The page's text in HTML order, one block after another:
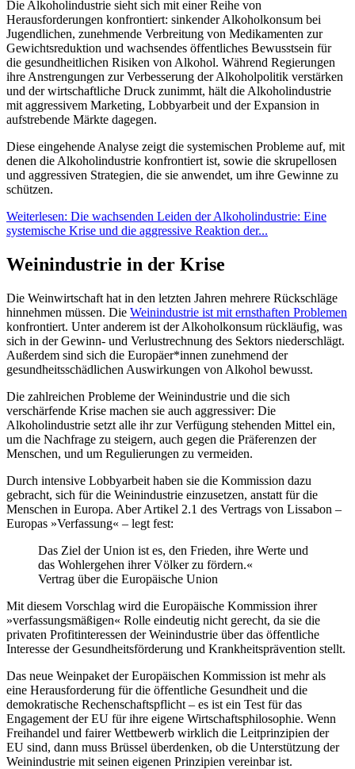
Die Alkoholindustrie sieht sich mit einer Reihe von
Herausforderungen konfrontiert: sinkender Alkoholkonsum bei
Jugendlichen, zunehmende Verbreitung von Medikamenten zur
Gewichtsreduktion und wachsendes öffentliches Bewusstsein für
die gesundheitlichen Risiken von Alkohol. Während Regierungen
ihre Anstrengungen zur Verbesserung der Alkoholpolitik verstärken
und der wirtschaftliche Druck zunimmt, hält die Alkoholindustrie
mit aggressivem Marketing, Lobbyarbeit und der Expansion in
aufstrebende Märkte dagegen.
Diese eingehende Analyse zeigt die systemischen Probleme auf, mit
denen die Alkoholindustrie konfrontiert ist, sowie die skrupellosen
und aggressiven Strategien, die sie anwendet, um ihre Gewinne zu
schützen.
Weiterlesen: Die wachsenden Leiden der Alkoholindustrie: Eine
systemische Krise und die aggressive Reaktion der...
Weinindustrie in der Krise
Die Weinwirtschaft hat in den letzten Jahren mehrere Rückschläge
hinnehmen müssen. Die Weinindustrie ist mit ernsthaften Problemen
konfrontiert. Unter anderem ist der Alkoholkonsum rückläufig, was
sich in der Gewinn- und Verlustrechnung des Sektors niederschlägt.
Außerdem sind sich die Europäer*innen zunehmend der
gesundheitsschädlichen Auswirkungen von Alkohol bewusst.
Die zahlreichen Probleme der Weinindustrie und die sich
verschärfende Krise machen sie auch aggressiver: Die
Alkoholindustrie setzt alle ihr zur Verfügung stehenden Mittel ein,
um die Nachfrage zu steigern, auch gegen die Präferenzen der
Menschen, und um Regulierungen zu vermeiden.
Durch intensive Lobbyarbeit haben sie die Kommission dazu
gebracht, sich für die Weinindustrie einzusetzen, anstatt für die
Menschen in Europa. Aber Artikel 2.1 des Vertrags von Lissabon –
Europas »Verfassung« – legt fest:
Das Ziel der Union ist es, den Frieden, ihre Werte und
das Wohlergehen ihrer Völker zu fördern.«
Vertrag über die Europäische Union
Mit diesem Vorschlag wird die Europäische Kommission ihrer
»verfassungsmäßigen« Rolle eindeutig nicht gerecht, da sie die
privaten Profitinteressen der Weinindustrie über das öffentliche
Interesse der Gesundheitsförderung und Krankheitsprävention stellt.
Das neue Weinpaket der Europäischen Kommission ist mehr als
eine Herausforderung für die öffentliche Gesundheit und die
demokratische Rechenschaftspflicht – es ist ein Test für das
Engagement der EU für ihre eigene Wirtschaftsphilosophie. Wenn
Freihandel und fairer Wettbewerb wirklich die Leitprinzipien der
EU sind, dann muss Brüssel überdenken, ob die Unterstützung der
Weinindustrie mit seinen eigenen Prinzipien vereinbar ist.